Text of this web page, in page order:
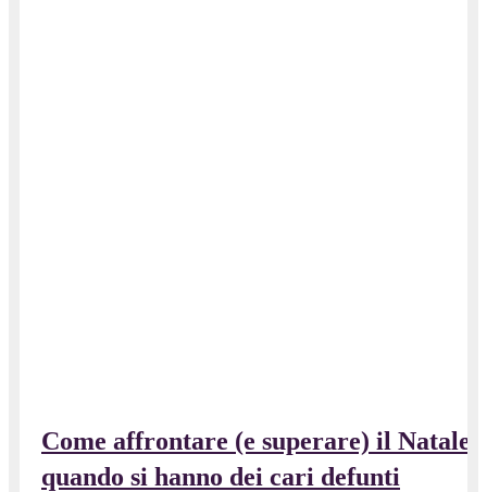
Come affrontare (e superare) il Natale
quando si hanno dei cari defunti